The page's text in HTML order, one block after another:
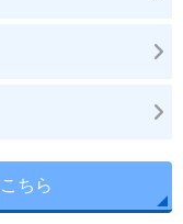
ちら